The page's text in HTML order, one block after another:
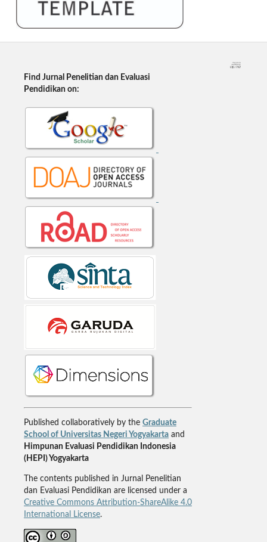
Find Jurnal Penelitian dan Evaluasi
Pendidikan on:
Published collaboratively by the Graduate
School of Universitas Negeri Yogyakartaand
Himpunan Evaluasi Pendidikan Indonesia
(HEPI) Yogyakarta
The contents published in Jurnal Penelitian
dan Evaluasi Pendidikan are licensed under a
Creative Commons Attribution-ShareAlike 4.0
International License.